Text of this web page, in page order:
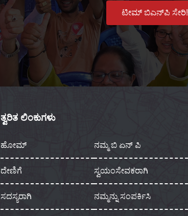
ಟೀಮ್ ಬಿಎನ್‌ಪಿ ಸೇರಿ!
ತ್ವರಿತ ಲಿಂಕುಗಳು
ಹೋಮ್ ನಮ್ಮ ಬಿ ಏನ್ ಪಿ
ದೇಣಿಗೆ ಸ್ವಯಂಸೇವಕರಾಗಿ
ಸದಸ್ಯರಾಗಿ ನಮ್ಮನ್ನು ಸಂಪರ್ಕಿಸಿ